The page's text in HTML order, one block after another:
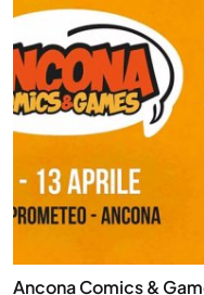
Ancona Comics &